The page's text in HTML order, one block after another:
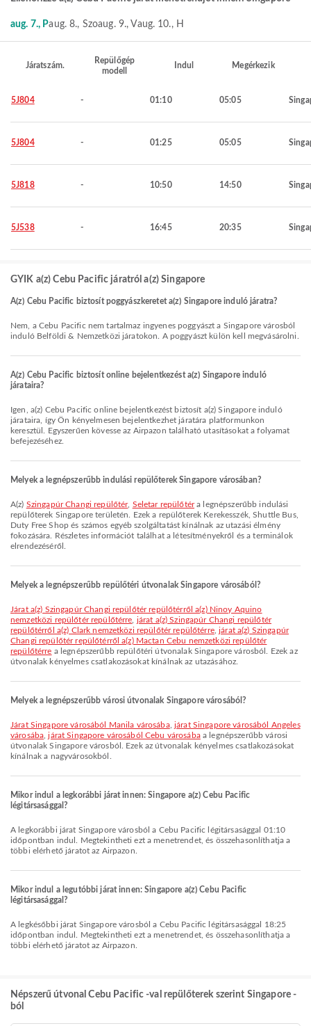
aug. 7., Paug. 8., Szoaug. 9., Vaug. 10., H
Járatszám.
Repülőgép
modell
Indul Megérkezik
5J804 - 01:10 05:05
5J804 - 01:25 05:05
5J818 - 10:50 14:50
5J538 - 16:45 20:35
GYIK a(z) Cebu Pacific járatról a(z) Singapore
A(z) Cebu Pacific biztosít poggyászkeretet a(z) Singapore induló járatra?
Nem, a Cebu Pacific nem tartalmaz ingyenes poggyászt a Singapore városból
induló Belföldi & Nemzetközi járatokon. A poggyászt külön kell megvásárolni.
A(z) Cebu Pacific biztosít online bejelentkezést a(z) Singapore induló
járataira?
Igen, a(z) Cebu Pacific online bejelentkezést biztosít a(z) Singapore induló
járataira, így Ön kényelmesen bejelentkezhet járatára platformunkon
keresztül. Egyszerűen kövesse az Airpazon található utasításokat a folyamat
befejezéséhez.
Melyek a legnépszerűbb indulási repülőterek Singapore városában?
A(z) Szingapúr Changi repülőtér, Seletar repülőtéra legnépszerűbb indulási
repülőterek Singapore területén. Ezek a repülőterek Kerekesszék, Shuttle Bus,
Duty Free Shop és számos egyéb szolgáltatást kínálnak az utazási élmény
fokozására. Részletes információt találhat a létesítményekről és a terminálok
elrendezéséről.
Melyek a legnépszerűbb repülőtéri útvonalak Singapore városából?
járat a(z) Szingapúr Changi repülőtér repülőtérről a(z) Ninoy Aquino
nemzetközi repülőtér repülőtérre járat a(z) Szingapúr Changi repülőtér
repülőtérről a(z) Clark nemzetközi repülőtér repülőtérre,járat a(z) Szingapúr
Changi repülőtér repülőtérről a(z) Mactan Cebu nemzetközi repülőtér
repülőtérre a legnépszerűbb repülőtéri útvonalak Singapore városból. Ezek az
útvonalak kényelmes csatlakozásokat kínálnak az utazásához.
Melyek a legnépszerűbb városi útvonalak Singapore városából?
járat Singapore városából Manila városába,járat Singapore városából Angeles
városába ,járat Singapore városából Cebu városábaa legnépszerűbb városi
útvonalak Singapore városból. Ezek az útvonalak kényelmes csatlakozásokat
kínálnak a nagyvárosokból.
Mikor indul a legkorábbi járat innen: Singapore a(z) Cebu Pacific
légitársasággal?
A legkorábbi járat Singapore városból a Cebu Pacific légitársasággal 01:10
időpontban indul. Megtekintheti ezt a menetrendet, és összehasonlíthatja a
többi elérhető járatot az Airpazon.
Mikor indul a legutóbbi járat innen: Singapore a(z) Cebu Pacific
légitársasággal?
A legkésőbbi járat Singapore városból a Cebu Pacific légitársasággal 18:25
időpontban indul. Megtekintheti ezt a menetrendet, és összehasonlíthatja a
többi elérhető járatot az Airpazon.
Népszerű útvonal Cebu Pacific -val repülőterek szerint Singapore -
ból